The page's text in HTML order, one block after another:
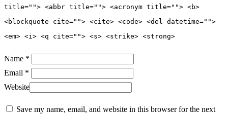
title=""> <abbr title=""> <acronym title=""> <b>
<blockquote cite=""> <cite> <code> <del datetime="">
<em> <i> <q cite=""> <s> <strike> <strong>
Name *
Email *
Website
Save my name, email, and website in this browser for the next